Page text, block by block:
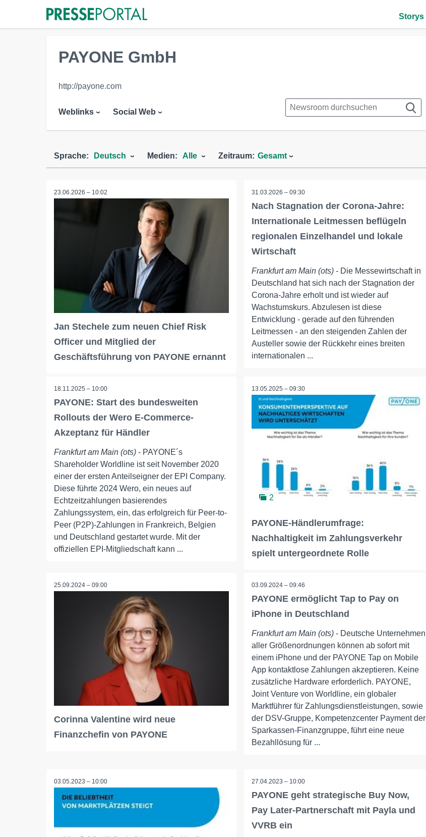
Storys
PAYONE GmbH
http://payone.com
Weblinks Social Web
Sprache: Deutsch Medien: Alle Zeitraum: Gesamt
23.06.2026 – 10:02
Jan Stechele zum neuen Chief Risk
Officer und Mitglied der
Geschäftsführung von PAYONE ernannt
31.03.2026 – 09:30
Nach Stagnation der Corona-Jahre:
Internationale Leitmessen beflügeln
regionalen Einzelhandel und lokale
Wirtschaft
Frankfurt am Main (ots)- Die Messewirtschaft in
Deutschland hat sich nach der Stagnation der
Corona-Jahre erholt und ist wieder auf
Wachstumskurs. Abzulesen ist diese
Entwicklung - gerade auf den führenden
Leitmessen - an den steigenden Zahlen der
Austeller sowie der Rückkehr eines breiten
internationalen ...
18.11.2025 – 10:00
PAYONE: Start des bundesweiten
Rollouts der Wero E-Commerce-
Akzeptanz für Händler
Frankfurt am Main (ots) - PAYONE´s
Shareholder Worldline ist seit November 2020
einer der ersten Anteilseigner der EPI Company.
Diese führte 2024 Wero, ein neues auf
Echtzeitzahlungen basierendes
Zahlungssystem, ein, das erfolgreich für Peer-to-
Peer (P2P)-Zahlungen in Frankreich, Belgien
und Deutschland gestartet wurde. Mit der
offiziellen EPI-Mitgliedschaft kann ...
13.05.2025 – 09:30
2
PAYONE-Händlerumfrage:
Nachhaltigkeit im Zahlungsverkehr
spielt untergeordnete Rolle
25.09.2024 – 09:00
Corinna Valentine wird neue
Finanzchefin von PAYONE
03.09.2024 – 09:46
PAYONE ermöglicht Tap to Pay on
iPhone in Deutschland
Frankfurt am Main (ots)- Deutsche Unternehmen
aller Größenordnungen können ab sofort mit
einem iPhone und der PAYONE Tap on Mobile
App kontaktlose Zahlungen akzeptieren. Keine
zusätzliche Hardware erforderlich. PAYONE,
Joint Venture von Worldline, ein globaler
Marktführer für Zahlungsdienstleistungen, sowie
der DSV-Gruppe, Kompetenzcenter Payment der
Sparkassen-Finanzgruppe, führt eine neue
Bezahllösung für ...
03.05.2023 – 10:00 27.04.2023 – 10:00
PAYONE geht strategische Buy Now,
Pay Later-Partnerschaft mit Payla und
VVRB ein